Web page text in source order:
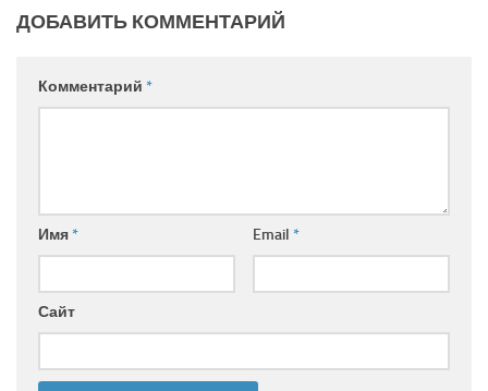
ДОБАВИТЬ КОММЕНТАРИЙ
Комментарий *
Имя* Email *
Сайт